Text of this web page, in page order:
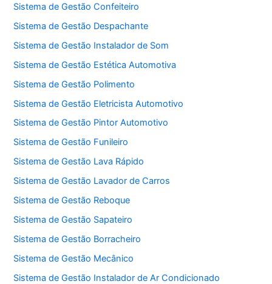
Sistema de Gestão Confeiteiro
Sistema de Gestão Despachante
Sistema de Gestão Instalador de Som
Sistema de Gestão Estética Automotiva
Sistema de Gestão Polimento
Sistema de Gestão Eletricista Automotivo
Sistema de Gestão Pintor Automotivo
Sistema de Gestão Funileiro
Sistema de Gestão Lava Rápido
Sistema de Gestão Lavador de Carros
Sistema de Gestão Reboque
Sistema de Gestão Sapateiro
Sistema de Gestão Borracheiro
Sistema de Gestão Mecânico
Sistema de Gestão Instalador de Ar Condicionado